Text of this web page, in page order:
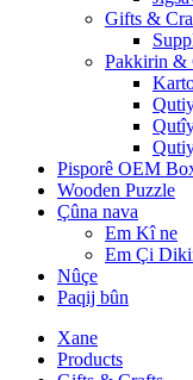
Gifts &
Pakkirin &
Pisporê OEM
Wooden Puzzle
Çûna nava
Em Kî ne
Em Çi
Nûçe
Paqij bûn
Xane
Products